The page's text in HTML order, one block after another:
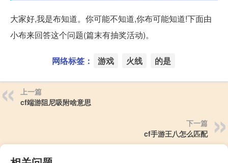
大家好,我是布知道。你可能不知道,你布可能知道!下面由
小布来回答这个问题(篇末有抽奖活动)。
网络标签： 游戏 火线 的是
上一篇
cf端游阻尼吸附啥意思
下一篇
cf手游王八怎么匹配